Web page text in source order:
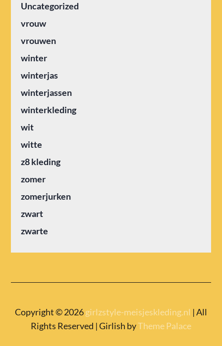
Uncategorized
vrouw
vrouwen
winter
winterjas
winterjassen
winterkleding
wit
witte
z8 kleding
zomer
zomerjurken
zwart
zwarte
Copyright © 2026girlzstyle-meisjeskleding.nl | All
Rights Reserved | Girlish byTheme Palace